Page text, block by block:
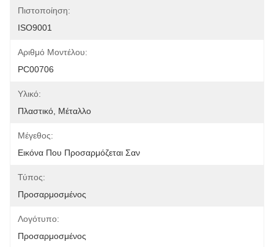
Πιστοποίηση:
ISO9001
Αριθμό Μοντέλου:
PC00706
Υλικό:
Πλαστικό, Μέταλλο
Μέγεθος:
Εικόνα Που Προσαρμόζεται Σαν
Τύπος:
Προσαρμοσμένος
Λογότυπο:
Προσαρμοσμένος